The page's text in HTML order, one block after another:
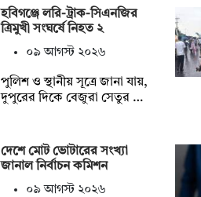
হবিগঞ্জে লরি-ট্রাক-সিএনজির
ত্রিমুখী সংঘর্ষে নিহত ২
০৯ আগস্ট ২০২৬
পুলিশ ও স্থানীয় সূত্রে জানা যায়,
দুপুরের দিকে বেজুরা সেতুর …
দেশে মোট ভোটারের সংখ্যা
জানাল নির্বাচন কমিশন
০৯ আগস্ট ২০২৬